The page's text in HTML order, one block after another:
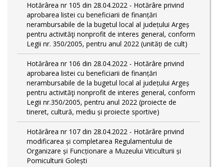
Hotărârea nr 105 din 28.04.2022 - Hotărâre privind
aprobarea listei cu beneficiarii de finanțări
nerambursabile de la bugetul local al județului Argeș
pentru activităţi nonprofit de interes general, conform
Legii nr. 350/2005, pentru anul 2022 (unități de cult)
Hotărârea nr 106 din 28.04.2022 - Hotărâre privind
aprobarea listei cu beneficiarii de finanțări
nerambursabile de la bugetul local al județului Argeș
pentru activităţi nonprofit de interes general, conform
Legii nr.350/2005, pentru anul 2022 (proiecte de
tineret, cultură, mediu și proiecte sportive)
Hotărârea nr 107 din 28.04.2022 - Hotărâre privind
modificarea și completarea Regulamentului de
Organizare și Funcționare a Muzeului Viticulturii și
Pomiculturii Golești